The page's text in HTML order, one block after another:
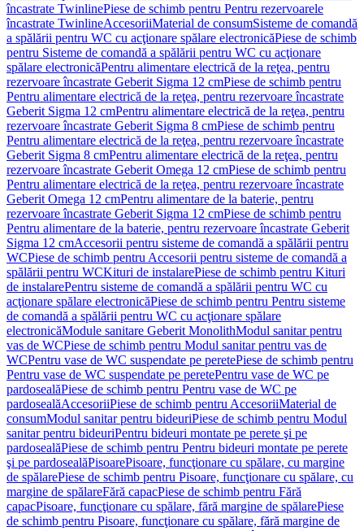
încastrate TwinlinePiese de schimb pentru Pentru rezervoarele
încastrate TwinlineAccesoriiMaterial de consumSisteme de comandă
a spălării pentru WC cu acţionare spălare electronicăPiese de schimb
pentru Sisteme de comandă a spălării pentru WC cu acţionare
spălare electronicăPentru alimentare electrică de la reţea, pentru
rezervoare încastrate Geberit Sigma 12 cmPiese de schimb pentru
Pentru alimentare electrică de la reţea, pentru rezervoare încastrate
Geberit Sigma 12 cmPentru alimentare electrică de la reţea, pentru
rezervoare încastrate Geberit Sigma 8 cmPiese de schimb pentru
Pentru alimentare electrică de la reţea, pentru rezervoare încastrate
Geberit Sigma 8 cmPentru alimentare electrică de la reţea, pentru
rezervoare încastrate Geberit Omega 12 cmPiese de schimb pentru
Pentru alimentare electrică de la reţea, pentru rezervoare încastrate
Geberit Omega 12 cmPentru alimentare de la baterie, pentru
rezervoare încastrate Geberit Sigma 12 cmPiese de schimb pentru
Pentru alimentare de la baterie, pentru rezervoare încastrate Geberit
Sigma 12 cmAccesorii pentru sisteme de comandă a spălării pentru
WCPiese de schimb pentru Accesorii pentru sisteme de comandă a
spălării pentru WCKituri de instalarePiese de schimb pentru Kituri
de instalarePentru sisteme de comandă a spălării pentru WC cu
acţionare spălare electronicăPiese de schimb pentru Pentru sisteme
de comandă a spălării pentru WC cu acţionare spălare
electronicăModule sanitare Geberit MonolithModul sanitar pentru
vas de WCPiese de schimb pentru Modul sanitar pentru vas de
WCPentru vase de WC suspendate pe peretePiese de schimb pentru
Pentru vase de WC suspendate pe peretePentru vase de WC pe
pardosealăPiese de schimb pentru Pentru vase de WC pe
pardosealăAccesoriiPiese de schimb pentru AccesoriiMaterial de
consumModul sanitar pentru bideuriPiese de schimb pentru Modul
sanitar pentru bideuriPentru bideuri montate pe perete şi pe
pardosealăPiese de schimb pentru Pentru bideuri montate pe perete
şi pe pardosealăPisoarePisoare, funcţionare cu spălare, cu margine
de spălarePiese de schimb pentru Pisoare, funcţionare cu spălare, cu
margine de spălareFără capacPiese de schimb pentru Fără
capacPisoare, funcţionare cu spălare, fără margine de spălarePiese
de schimb pentru Pisoare, funcţionare cu spălare, fără margine de